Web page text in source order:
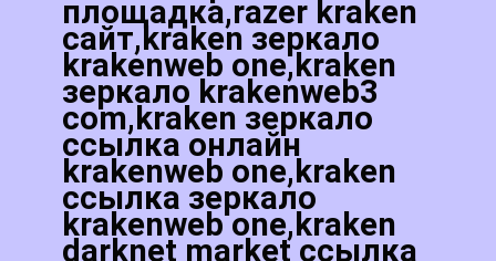
площадка,razer kraken
сайт,kraken зеркало
krakenweb one,kraken
зеркало krakenweb3
com,kraken зеркало
ссылка онлайн
krakenweb one,kraken
ссылка зеркало
krakenweb one,kraken
darknet market ссылка